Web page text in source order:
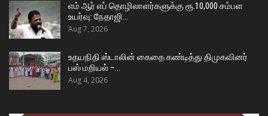
எம் ஆர் எப் தொழிலாளர்களுக்கு ரூ.10,000 சம்பள
உயர்வு: நேதாஜி…
Aug 7, 2026
உதயநிதி ஸ்டாலின் கைதை கண்டித்து திமுகவினர்
பஸ் மறியல் –…
Aug 4, 2026